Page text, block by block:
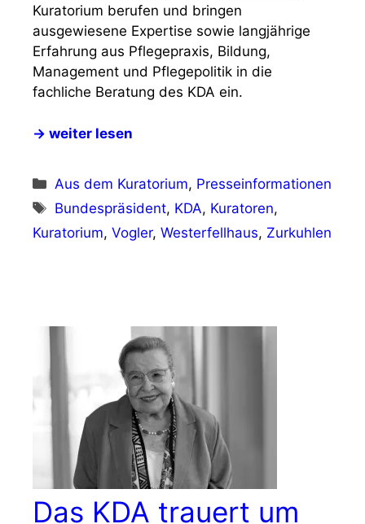
Kuratorium berufen und bringen
ausgewiesene Expertise sowie langjährige
Erfahrung aus Pflegepraxis, Bildung,
Management und Pflegepolitik in die
fachliche Beratung des KDA ein.
→ weiter lesen
Kategorien
Aus dem Kuratorium, Presseinformationen
Schlagwörter
Bundespräsident, KDA, Kuratoren,
Kuratorium, Vogler, Westerfellhaus, Zurkuhlen
Das KDA trauert um